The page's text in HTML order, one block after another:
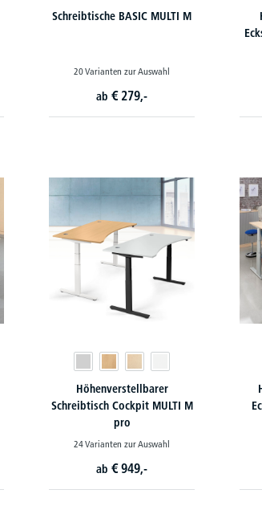
Schreibtische BASIC MULTI M
20 Varianten zur Auswahl
ab € 279,-
Höhenverstellbarer
Schreibtisch Cockpit MULTI M
pro
24 Varianten zur Auswahl
ab € 949,-